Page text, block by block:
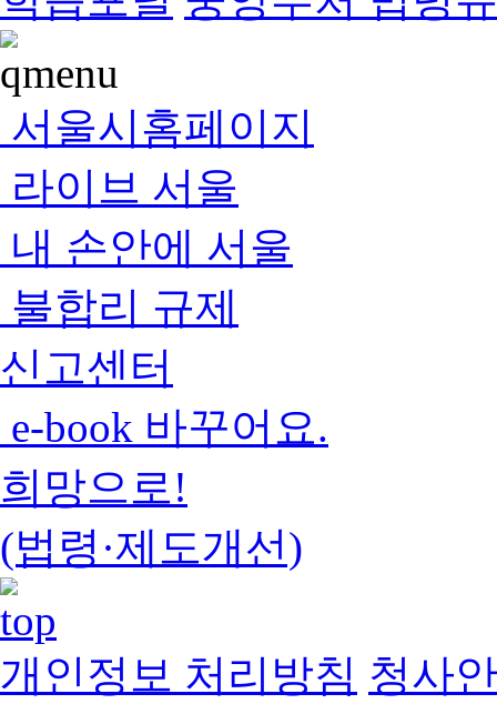
서울시홈페이지
라이브 서울
내 손안에 서울
불합리 규제
신고센터
e-book 바꾸어요.
희망으로!
(법령·제도개선)
개인정보 처리방침 청사